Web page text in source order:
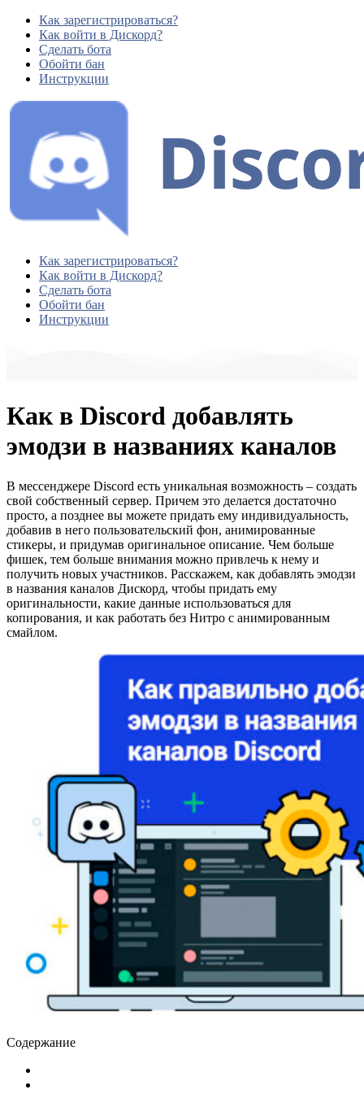
Как зарегистрироваться?
Как войти в Дискорд?
Сделать бота
Обойти бан
Инструкции
Как зарегистрироваться?
Как войти в Дискорд?
Сделать бота
Обойти бан
Инструкции
Как в Discord добавлять
эмодзи в названиях каналов
В мессенджере Discord есть уникальная возможность – создать
свой собственный сервер. Причем это делается достаточно
просто, а позднее вы можете придать ему индивидуальность,
добавив в него пользовательский фон, анимированные
стикеры, и придумав оригинальное описание. Чем больше
фишек, тем больше внимания можно привлечь к нему и
получить новых участников. Расскажем, как добавлять эмодзи
в названия каналов Дискорд, чтобы придать ему
оригинальности, какие данные использоваться для
копирования, и как работать без Нитро с анимированным
смайлом.
Содержание